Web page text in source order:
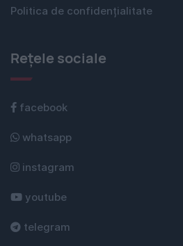
Politica de confidențialitate
Rețele sociale
facebook
whatsapp
instagram
youtube
telegram